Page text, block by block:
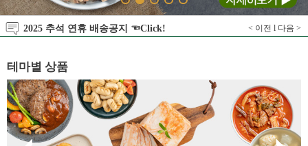
2025 추석 연휴 배송공지 ☜Click! < 이전 l 다음 >
테마별 상품